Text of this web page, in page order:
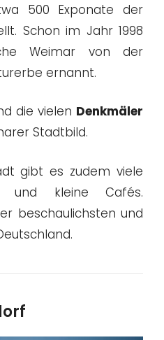
500 Exponate der
Schon im Jahr 1998
Weimar von der
ernannt.
die vielen Denkmäler
Stadtbild.
gibt es zudem viele
und kleine Cafés.
beschaulichsten und